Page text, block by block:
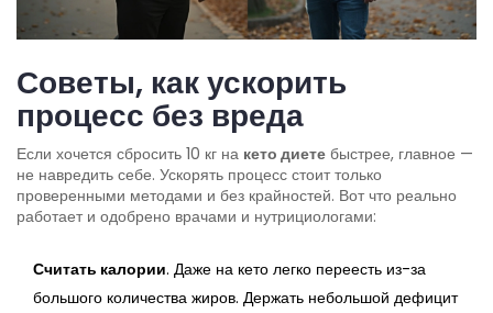
Советы, как ускорить
процесс без вреда
Если хочется сбросить 10 кг на кето диете быстрее, главное —
не навредить себе. Ускорять процесс стоит только
проверенными методами и без крайностей. Вот что реально
работает и одобрено врачами и нутрициологами:
Считать калории. Даже на кето легко переесть из-за
большого количества жиров. Держать небольшой дефицит